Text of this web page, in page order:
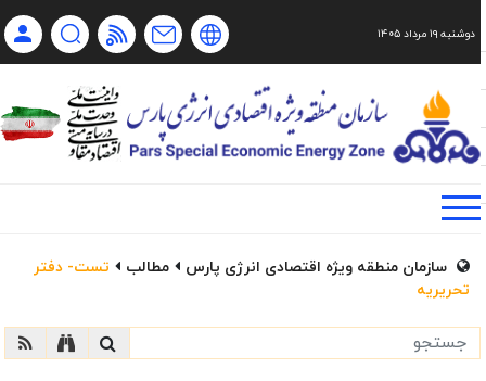
فا Ru Ch
دوشنبه ۱۹ مرداد ۱۴۰۵
سازمان منطقه ویژه اقتصادی انرژی پارس مطالب
تست- دفتر
تحریریه